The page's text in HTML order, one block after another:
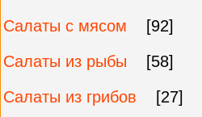
Салаты с мясом
[92]
Салаты из рыбы
[58]
Салаты из грибов
[27]